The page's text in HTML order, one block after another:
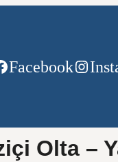
Facebook
Olta –